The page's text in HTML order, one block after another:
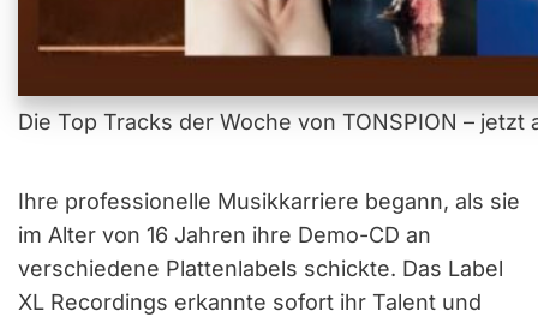
Die Top Tracks der Woche von TONSPION –
Ihre professionelle Musikkarriere begann, als sie
im Alter von 16 Jahren ihre Demo-CD an
verschiedene Plattenlabels schickte. Das Label
XL Recordings erkannte sofort ihr Talent und